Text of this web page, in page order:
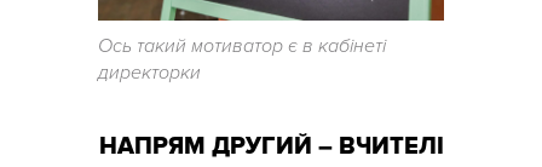
Ось такий мотиватор є в кабінеті
директорки
НАПРЯМ ДРУГИЙ – ВЧИТЕЛІ